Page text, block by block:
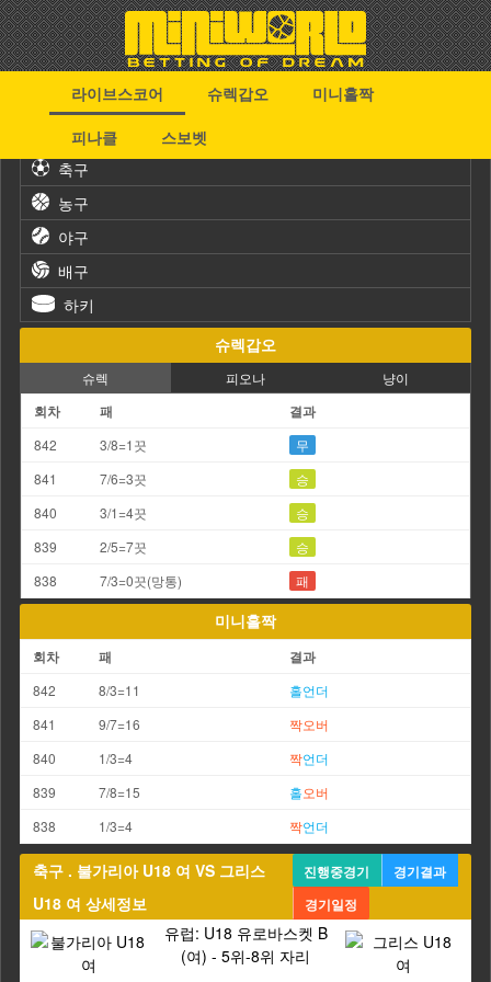
라이브스코어 슈렉갑오
미니홀짝
피나클
스보벳
축구
농구
야구
배구
하키
슈렉갑오
슈렉 피오나 냥이
회차 패 결과
842 3/8=1끗
무
841
7/6=3끗
승
840
3/1=4끗
승
839
2/5=7끗
승
838
7/3=0끗(망통) 패
미니홀짝
회차 패 결과
842 8/3=11 홀언더
841
9/7=16 짝오버
840
1/3=4 짝언더
839
7/8=15 홀오버
838
1/3=4 짝언더
축구 . 불가리아 U18 여 VS 그리스
U18 여 상세정보
진행중경기
경기결과
경기일정
유럽: U18 유로바스켓 B
(여) - 5위-8위 자리